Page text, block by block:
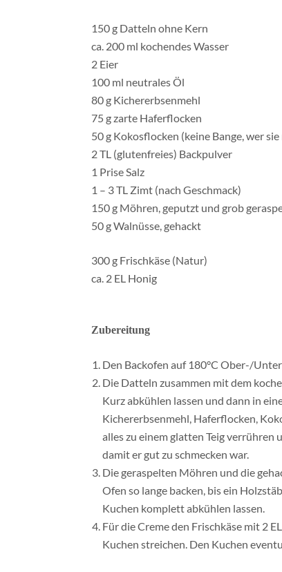
150 g Datteln ohne Kern
ca. 200 ml kochendes Wasser
2 Eier
100 ml neutrales Öl
80 g Kichererbsenmehl
75 g zarte Haferflocken
50 g Kokosflocken (keine Bange, wer
2 TL (glutenfreies) Backpulver
1 Prise Salz
1 – 3 TL Zimt (nach Geschmack)
150 g Möhren, geputzt und grob
50 g Walnüsse, gehackt
300 g Frischkäse (Natur)
ca. 2 EL Honig
Zubereitung
Den Backofen auf 180°C Ober-/
Die Datteln zusammen mit dem
Kurz abkühlen lassen und dann in
Kichererbsenmehl, Haferflocken,
alles zu einem glatten Teig
damit er gut zu schmecken war.
Die geraspelten Möhren und die
Ofen so lange backen, bis ein
Kuchen komplett abkühlen lassen.
Für die Creme den Frischkäse mit 2
Kuchen streichen. Den Kuchen